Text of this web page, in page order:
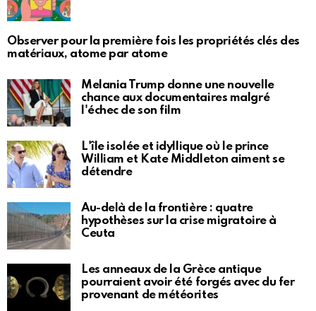
Observer pour la première fois les propriétés clés des
matériaux, atome par atome
Melania Trump donne une nouvelle
chance aux documentaires malgré
l'échec de son film
L'île isolée et idyllique où le prince
William et Kate Middleton aiment se
détendre
Au-delà de la frontière : quatre
hypothèses sur la crise migratoire à
Ceuta
Les anneaux de la Grèce antique
pourraient avoir été forgés avec du fer
provenant de météorites